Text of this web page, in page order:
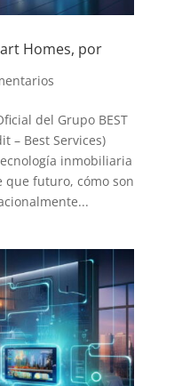
Homes, por
del Grupo BEST
– Best Services)
inmobiliaria
que futuro, cómo son